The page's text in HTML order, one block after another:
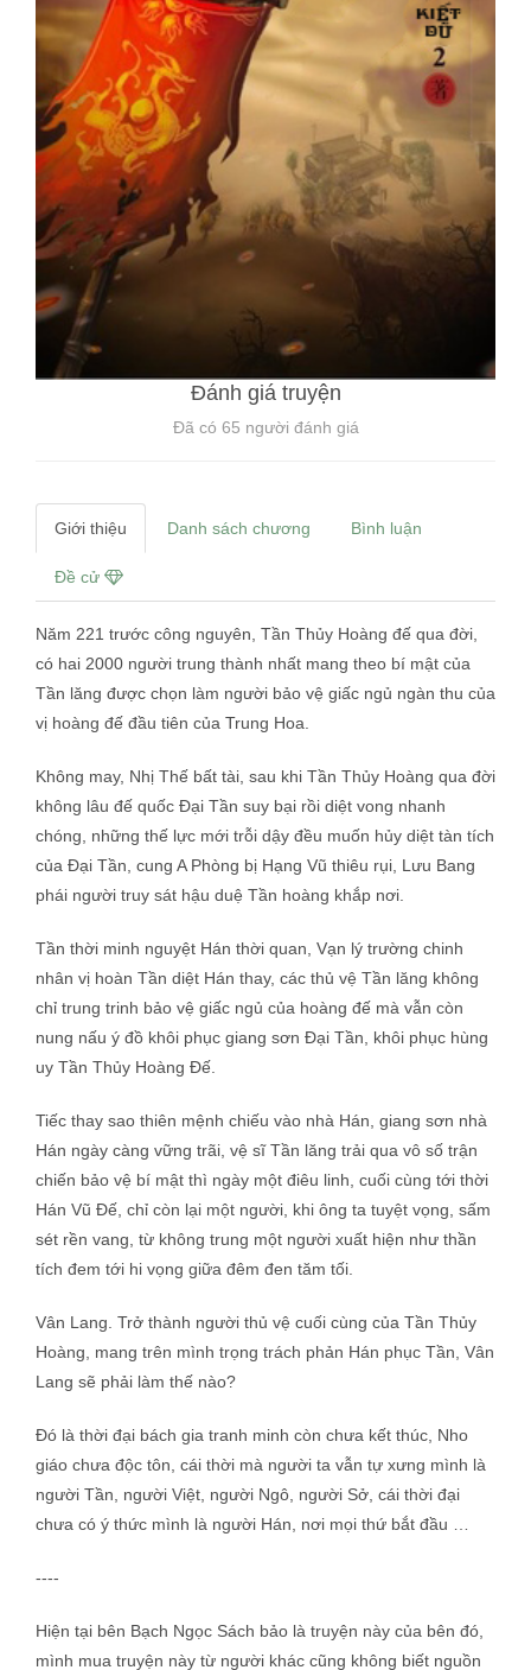
Đánh giá truyện
Đã có 65 người đánh giá
Giới thiệu Danh sách chương Bình luận
Đề cử
Năm 221 trước công nguyên, Tần Thủy Hoàng đế qua đời,
có hai 2000 người trung thành nhất mang theo bí mật của
Tần lăng được chọn làm người bảo vệ giấc ngủ ngàn thu của
vị hoàng đế đầu tiên của Trung Hoa.
Không may, Nhị Thế bất tài, sau khi Tần Thủy Hoàng qua đời
không lâu đế quốc Đại Tần suy bại rồi diệt vong nhanh
chóng, những thế lực mới trỗi dậy đều muốn hủy diệt tàn tích
của Đại Tần, cung A Phòng bị Hạng Vũ thiêu rụi, Lưu Bang
phái người truy sát hậu duệ Tần hoàng khắp nơi.
Tần thời minh nguyệt Hán thời quan, Vạn lý trường chinh
nhân vị hoàn Tần diệt Hán thay, các thủ vệ Tần lăng không
chỉ trung trinh bảo vệ giấc ngủ của hoàng đế mà vẫn còn
nung nấu ý đồ khôi phục giang sơn Đại Tần, khôi phục hùng
uy Tần Thủy Hoàng Đế.
Tiếc thay sao thiên mệnh chiếu vào nhà Hán, giang sơn nhà
Hán ngày càng vững trãi, vệ sĩ Tần lăng trải qua vô số trận
chiến bảo vệ bí mật thì ngày một điêu linh, cuối cùng tới thời
Hán Vũ Đế, chỉ còn lại một người, khi ông ta tuyệt vọng, sấm
sét rền vang, từ không trung một người xuất hiện như thần
tích đem tới hi vọng giữa đêm đen tăm tối.
Vân Lang. Trở thành người thủ vệ cuối cùng của Tần Thủy
Hoàng, mang trên mình trọng trách phản Hán phục Tần, Vân
Lang sẽ phải làm thế nào?
Đó là thời đại bách gia tranh minh còn chưa kết thúc, Nho
giáo chưa độc tôn, cái thời mà người ta vẫn tự xưng mình là
người Tần, người Việt, người Ngô, người Sở, cái thời đại
chưa có ý thức mình là người Hán, nơi mọi thứ bắt đầu …
----
Hiện tại bên Bạch Ngọc Sách bảo là truyện này của bên đó,
mình mua truyện này từ người khác cũng không biết nguồn